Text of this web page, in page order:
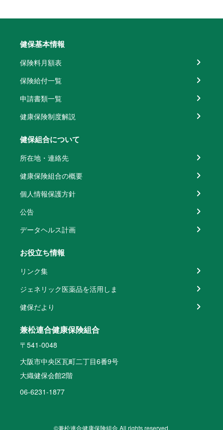
健保基本情報
保険料月額表
保険給付一覧
申請書類一覧
健康保険制度解説
健保組合について
所在地・連絡先
健康保険組合の概要
個人情報保護方針
公告
データヘルス計画
お役立ち情報
リンク集
ジェネリック医薬品を活用しま
健保だより
兼松連合健康保険組合
〒541-0048
大阪市中央区瓦町二丁目6番9号
大織健保会館2階
06-6231-1877
©兼松連合健康保険組合 All rights reserved.